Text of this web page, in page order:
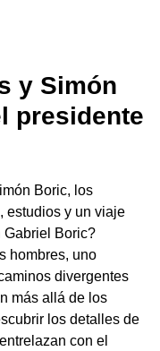
y Simón
presidente
Boric, los
estudios y un viaje
Boric?
hombres, uno
divergentes
más allá de los
los detalles de
con el